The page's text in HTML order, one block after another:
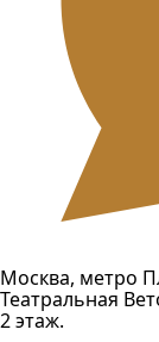
Москва, метро
Театральная
2 этаж.